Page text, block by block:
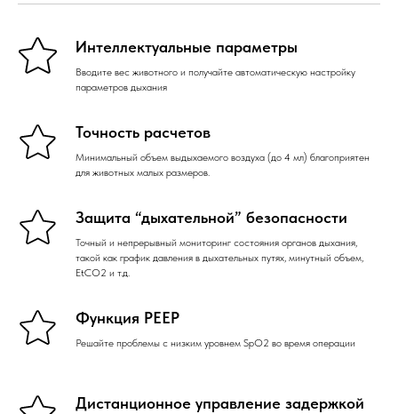
Интеллектуальные параметры
Вводите вес животного и получайте автоматическую настройку
параметров дыхания
Точность расчетов
Минимальный объем выдыхаемого воздуха (до 4 мл) благоприятен
для животных малых размеров.
Защита “дыхательной” безопасности
Точный и непрерывный мониторинг состояния органов дыхания,
такой как график давления в дыхательных путях, минутный объем,
EtCO2 и т.д.
Функция PEEP
Решайте проблемы с низким уровнем SpO2 во время операции
Дистанционное управление задержкой